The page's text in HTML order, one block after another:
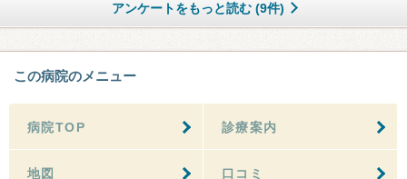
アンケートをもっと読む (9件)
この病院のメニュー
病院TOP 診療案内
地図 口コミ